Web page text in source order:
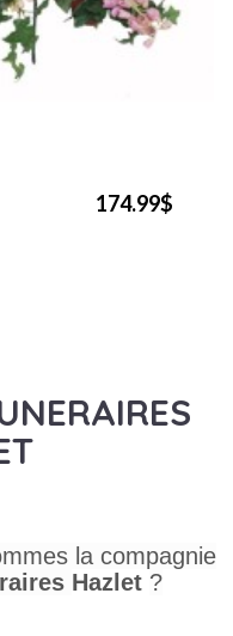
174.99$
la compagnie
Hazlet ?